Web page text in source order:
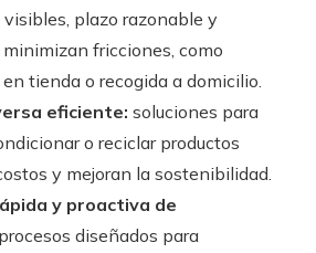
plazo razonable y
minimizan fricciones, como
tienda o recogida a domicilio.
eficiente: soluciones para
o reciclar productos
y mejoran la sostenibilidad.
y proactiva de
procesos diseñados para